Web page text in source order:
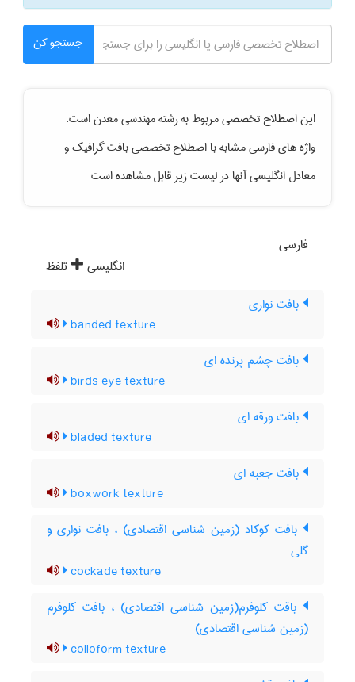
جستجو کن
این اصطلاح تخصصی مربوط به رشتهمهندسی معدناست.
واژه های فارسی مشابه با اصطلاح تخصصیبافت گرافیکو
معادل انگلیسی آنها در لیست زیر قابل مشاهده است
فارسی
انگلیسی
تلفظ
بافت نواری
banded texture
بافت چشم پرنده ای
birds eye texture
بافت ورقه ای
bladed texture
بافت جعبه ای
boxwork texture
بافت کوکاد (زمین شناسی اقتصادی) ، بافت نواری و
گلی
cockade texture
باقت کلوفرم(زمین شناسی اقتصادی) ، بافت کلوفرم
(زمین شناسی اقتصادی)
colloform texture